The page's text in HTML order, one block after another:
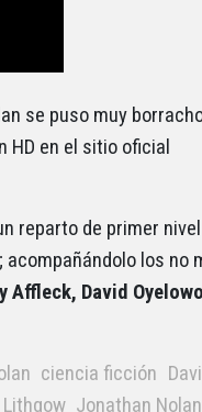
se puso muy
HD en el sitio oficial
reparto de primer nivel
; acompañándolo los no
Affleck, David
ciencia ficción
Jonathan Nolan